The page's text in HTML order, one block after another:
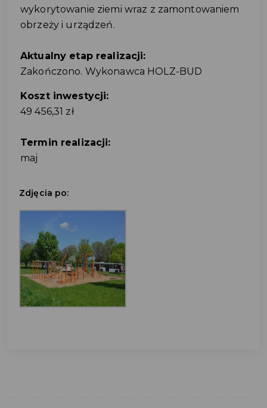
wykorytowanie ziemi wraz z zamontowaniem
obrzeży i urządzeń.
Aktualny etap realizacji:
Zakończono. Wykonawca HOLZ-BUD
Koszt inwestycji:
49 456,31 zł
Termin realizacji:
maj
Zdjęcia po: